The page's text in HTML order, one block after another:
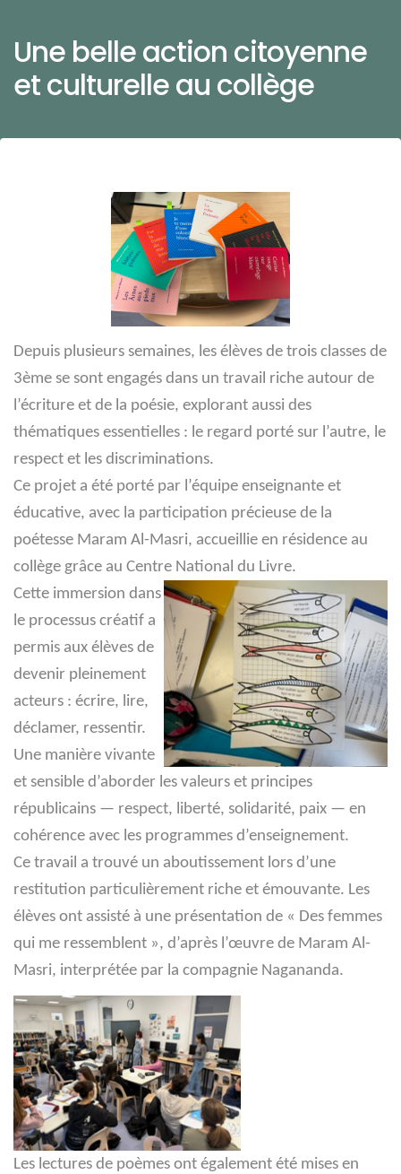
Une belle action citoyenne
et culturelle au collège
Depuis plusieurs semaines, les élèves de trois classes de
3ème se sont engagés dans un travail riche autour de
l’écriture et de la poésie, explorant aussi des
thématiques essentielles : le regard porté sur l’autre, le
respect et les discriminations.
Ce projet a été porté par l’équipe enseignante et
éducative, avec la participation précieuse de la
poétesse Maram Al-Masri, accueillie en résidence au
collège grâce au Centre National du Livre.
Cette immersion dans
le processus créatif a
permis aux élèves de
devenir pleinement
acteurs : écrire, lire,
déclamer, ressentir.
Une manière vivante
et sensible d’aborder les valeurs et principes
républicains — respect, liberté, solidarité, paix — en
cohérence avec les programmes d’enseignement.
Ce travail a trouvé un aboutissement lors d’une
restitution particulièrement riche et émouvante. Les
élèves ont assisté à une présentation de « Des femmes
qui me ressemblent », d’après l’œuvre de Maram Al-
Masri, interprétée par la compagnie Nagananda.
Les lectures de poèmes ont également été mises en